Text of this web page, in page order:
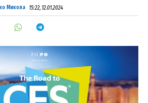
Микола 15:22, 12.01.2024